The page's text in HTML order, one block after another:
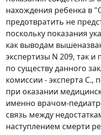
нахождения ребенка в
предотвратить не
поскольку показания
как выводам
экспертизы N 209, так
по существу данного
комиссии - эксперта
при оказании
именно врачом-
связь между
наступлением смерти